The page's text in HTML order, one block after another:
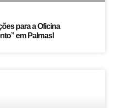
para a Oficina
em Palmas!